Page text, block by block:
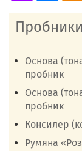
Пробники
Основа
пробник
Основа
пробник
Консилер
Румяна